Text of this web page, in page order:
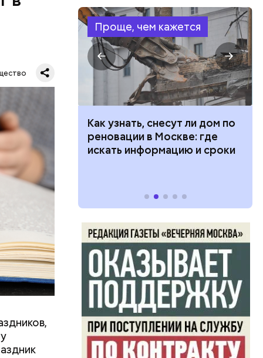
и
Проще, чем кажется
тысяч
при
кто может
нужны
Как узнать, снесут ли дом по
реновации в Москве: где
искать информацию и сроки